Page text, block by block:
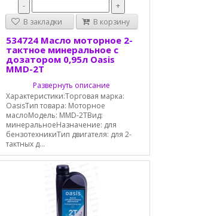
-
+
В закладки
В корзину
534724 Масло моторное 2-
тактное минеральное с
дозатором 0,95л Oasis
MMD-2T
Развернуть описание
Характеристики:Торговая марка:
OasisТип товара: Моторное
маслоМодель: MMD-2TВид:
минеральноеНазначение: для
бензотехникиТип двигателя: для 2-
тактных д...